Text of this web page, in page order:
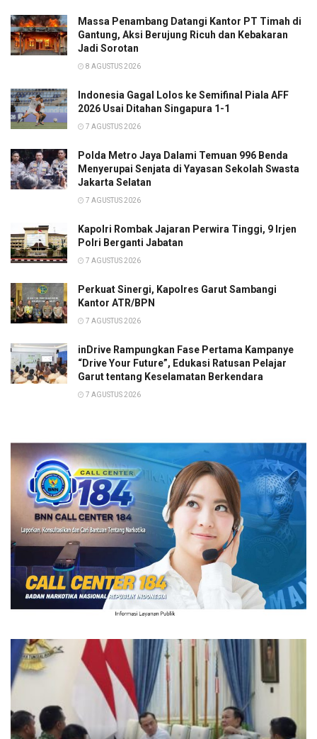
Massa Penambang Datangi Kantor PT Timah di
Gantung, Aksi Berujung Ricuh dan Kebakaran
Jadi Sorotan
8 AGUSTUS 2026
Indonesia Gagal Lolos ke Semifinal Piala AFF
2026 Usai Ditahan Singapura 1-1
7 AGUSTUS 2026
Polda Metro Jaya Dalami Temuan 996 Benda
Menyerupai Senjata di Yayasan Sekolah Swasta
Jakarta Selatan
7 AGUSTUS 2026
Kapolri Rombak Jajaran Perwira Tinggi, 9 Irjen
Polri Berganti Jabatan
7 AGUSTUS 2026
Perkuat Sinergi, Kapolres Garut Sambangi
Kantor ATR/BPN
7 AGUSTUS 2026
inDrive Rampungkan Fase Pertama Kampanye
“Drive Your Future”, Edukasi Ratusan Pelajar
Garut tentang Keselamatan Berkendara
7 AGUSTUS 2026